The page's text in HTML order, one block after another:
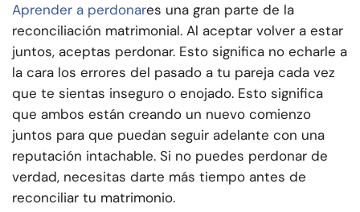
Aprender a perdonares una gran parte de la
reconciliación matrimonial. Al aceptar volver a estar
juntos, aceptas perdonar. Esto significa no echarle a
la cara los errores del pasado a tu pareja cada vez
que te sientas inseguro o enojado. Esto significa
que ambos están creando un nuevo comienzo
juntos para que puedan seguir adelante con una
reputación intachable. Si no puedes perdonar de
verdad, necesitas darte más tiempo antes de
reconciliar tu matrimonio.